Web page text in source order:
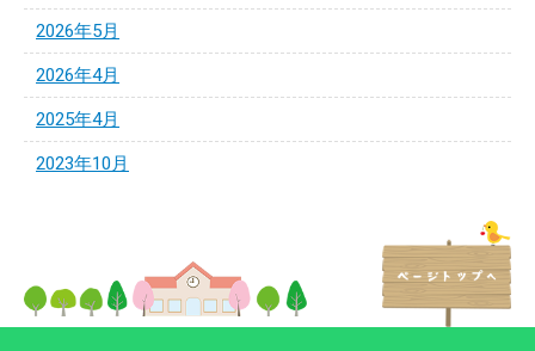
2026年5月
2026年4月
2025年4月
2023年10月